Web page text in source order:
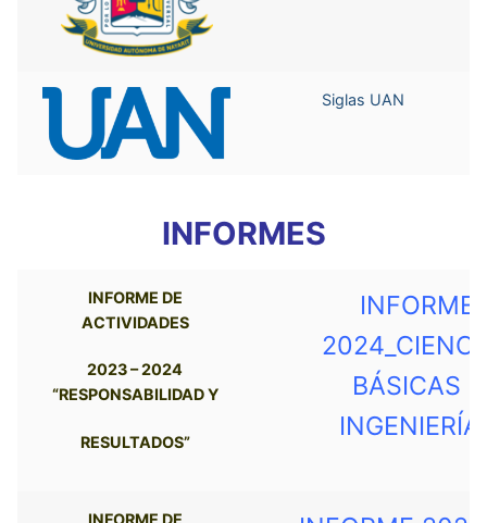
Siglas UAN
INFORMES
INFORME DE
ACTIVIDADES
2023 – 2024
“RESPONSABILIDAD Y
RESULTADOS”
INFORME
BÁSICAS E
INFORME DE